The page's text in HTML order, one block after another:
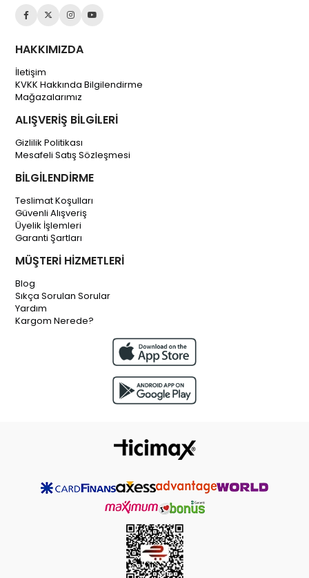
HAKKIMIZDA
İletişim
KVKK Hakkında Bilgilendirme
Mağazalarımız
ALIŞVERİŞ BİLGİLERİ
Gizlilik Politikası
Mesafeli Satış Sözleşmesi
BİLGİLENDİRME
Teslimat Koşulları
Güvenli Alışveriş
Üyelik İşlemleri
Garanti Şartları
MÜŞTERİ HİZMETLERİ
Blog
Sıkça Sorulan Sorular
Yardım
Kargom Nerede?